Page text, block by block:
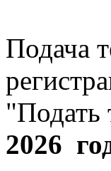
Подача
"Подать
2026